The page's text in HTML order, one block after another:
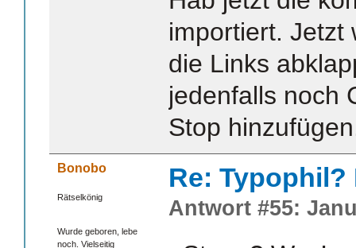
importiert. Jetzt
die Links
jedenfalls noch
Stop
Bonobo
Rätselkönig
Wurde geboren, lebe
noch. Vielseitig
Re:
Antwort #55: